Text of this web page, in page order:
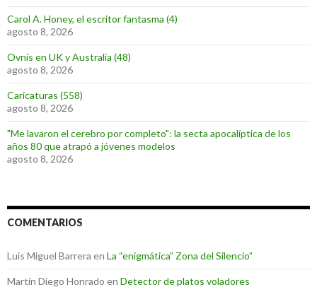
Carol A. Honey, el escritor fantasma (4)
agosto 8, 2026
Ovnis en UK y Australia (48)
agosto 8, 2026
Caricaturas (558)
agosto 8, 2026
"Me lavaron el cerebro por completo": la secta apocalíptica de los
años 80 que atrapó a jóvenes modelos
agosto 8, 2026
COMENTARIOS
Luis Miguel Barrera en La “enigmática” Zona del Silencio”
Martin Diego Honrado en Detector de platos voladores